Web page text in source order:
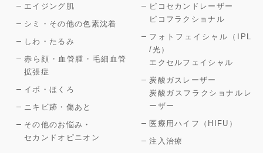
エイジング肌
シミ・その他の色素沈着
しわ・たるみ
赤ら顔・血管腫・毛細血管
拡張症
イボ・ほくろ
ニキビ跡・傷あと
その他のお悩み・
セカンドオピニオン
ピコセカンドレーザー
ピコフラクショナル
フォトフェイシャル（IPL
/光）
エクセルフェイシャル
炭酸ガスレーザー
炭酸ガスフラクショナルレ
ーザー
医療用ハイフ（HIFU）
注入治療